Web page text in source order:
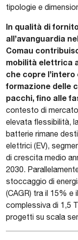
tipologie e
In qualità di
all’avanguardia
Comau
mobilità elettrica
che copre
formazione delle
pacchi, fino alle
contesto di
elevata flessibilità,
batterie rimane
elettrici (EV),
di crescita medio
2030.
stoccaggio di
(CAGR) tra il 15%
complessiva di 1,5
progetti su scala